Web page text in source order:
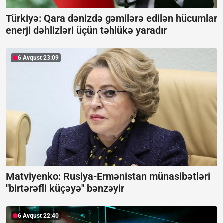
Türkiyə: Qara dənizdə gəmilərə edilən hücumlar
enerji dəhlizləri üçün təhlükə yaradır
6 Avqust 23:09
Matviyenko: Rusiya-Ermənistan münasibətləri
"birtərəfli küçəyə" bənzəyir
6 Avqust 22:40